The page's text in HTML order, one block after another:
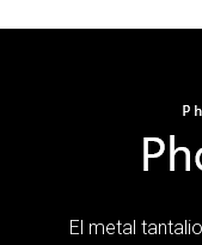
El metal